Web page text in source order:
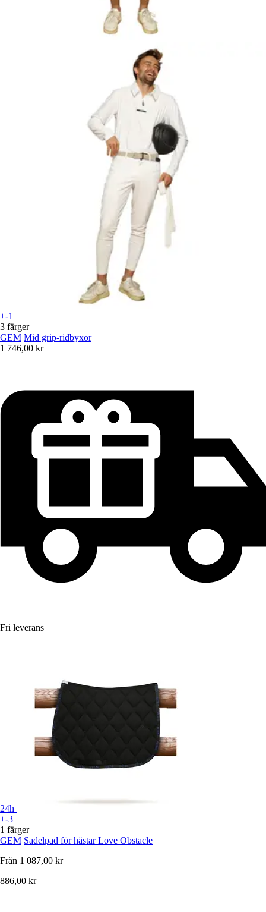
+-1
3 färger
GEM Mid grip-ridbyxor
1 746,00 kr
Fri leverans
24h
+-3
1 färger
GEM Sadelpad för hästar Love Obstacle
Från 1 087,00 kr
886,00 kr